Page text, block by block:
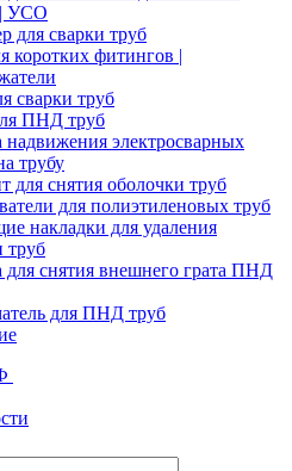
УСО
для сварки труб
коротких фитингов |
сварки труб
ПНД труб
надвижения электросварных
трубу
для снятия оболочки труб
для полиэтиленовых труб
накладки для удаления
труб
для снятия внешнего грата ПНД
для ПНД труб